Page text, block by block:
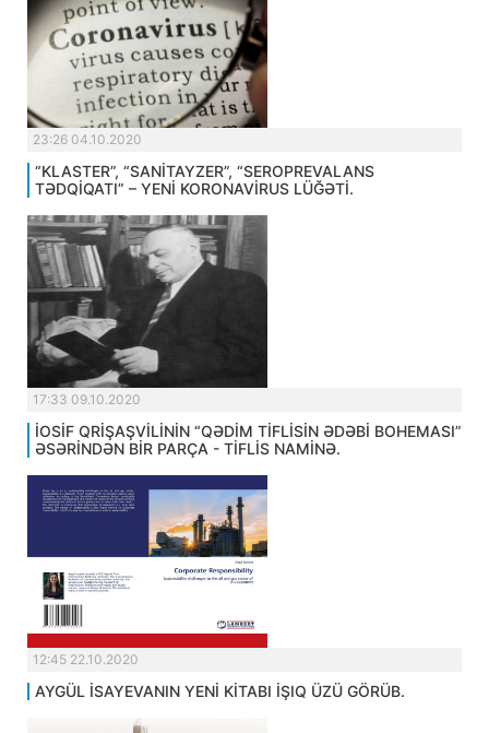
23:26 04.10.2020
“KLASTER”, “SANİTAYZER”, “SEROPREVALANS
TƏDQİQATI” – YENİ KORONAVİRUS LÜĞƏTİ.
17:33 09.10.2020
İOSİF QRİŞAŞVİLİNİN “QƏDİM TİFLİSİN ƏDƏBİ BOHEMASI”
ƏSƏRİNDƏN BİR PARÇA - TİFLİS NAMİNƏ.
12:45 22.10.2020
AYGÜL İSAYEVANIN YENİ KİTABI İŞIQ ÜZÜ GÖRÜB.